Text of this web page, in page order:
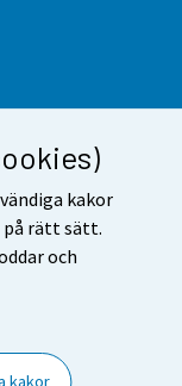
kakor
på rätt sätt.
och
kakor